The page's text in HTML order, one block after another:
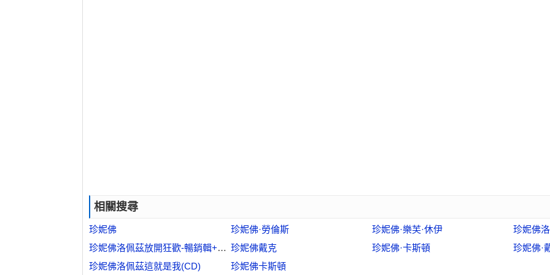
相關搜尋
珍妮佛 珍妮佛·勞倫斯 珍妮佛·樂芙·休伊
珍妮佛
珍妮佛洛佩茲放開狂歡-暢銷輯+抒情新曲(CD) 珍妮佛戴克 珍妮佛·卡斯頓
珍妮佛·
珍妮佛洛佩茲這就是我(CD)
珍妮佛卡斯頓